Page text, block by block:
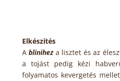
Elkészítés
Abliniheza lisztet és az
a tojást pedig kézi
folyamatos kevergetés